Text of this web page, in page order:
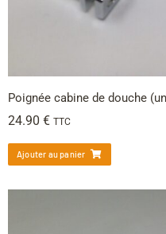
Poignée cabine de douche
24.90 € TTC
Ajouter au panier